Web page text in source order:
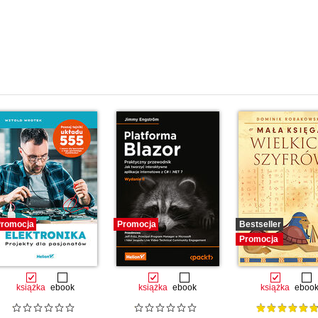
++ oraz -- (40)
książka ebook
Promocja
książka ebook
Bestseller
Promocja
książka ebook